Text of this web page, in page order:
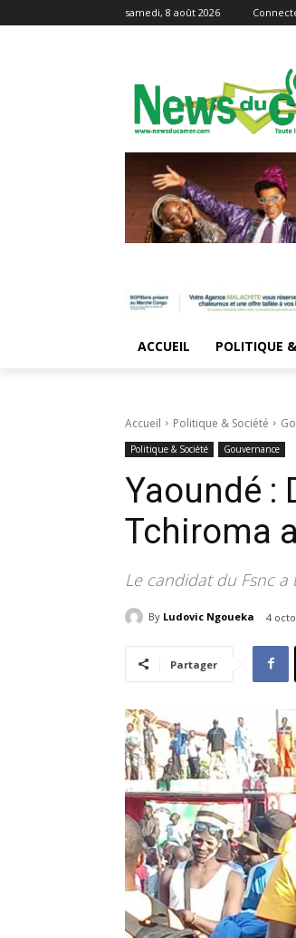
samedi, 8 août 2026
ACCUEIL POLITIQUE
Accueil Politique & Société
Politique & Société Gouvernance
Yaoundé :
Tchiroma
Le candidat du Fsnc
By Ludovic Ngoueka 4
Partager